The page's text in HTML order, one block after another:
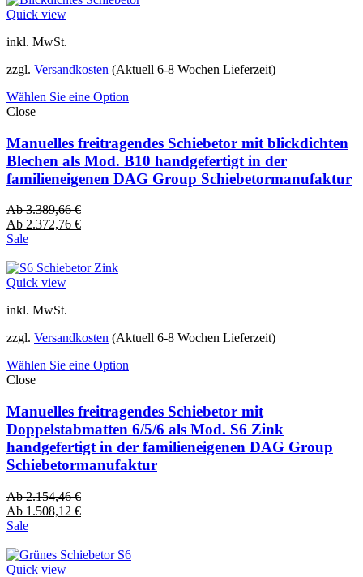
Quick view
inkl. MwSt.
zzgl. Versandkosten (Aktuell 6-8 Wochen Lieferzeit)
Wählen Sie eine Option
Close
Manuelles freitragendes Schiebetor mit blickdichten
Blechen als Mod. B10 handgefertigt in der
familieneigenen DAG Group Schiebetormanufaktur
Ab3.389,66€
Ab 2.372,76 €
Sale
Quick view
inkl. MwSt.
zzgl. Versandkosten (Aktuell 6-8 Wochen Lieferzeit)
Wählen Sie eine Option
Close
Manuelles freitragendes Schiebetor mit
Doppelstabmatten 6/5/6 als Mod. S6 Zink
handgefertigt in der familieneigenen DAG Group
Schiebetormanufaktur
Ab2.154,46€
Ab 1.508,12 €
Sale
Quick view